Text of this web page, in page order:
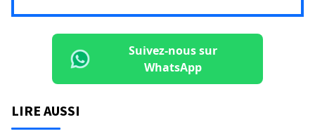
Suivez-nous sur
WhatsApp
LIRE AUSSI